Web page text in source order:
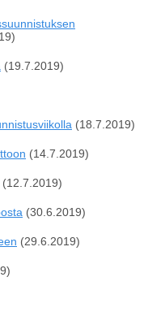
(19.7.2019)
(18.7.2019)
(14.7.2019)
(12.7.2019)
(30.6.2019)
(29.6.2019)